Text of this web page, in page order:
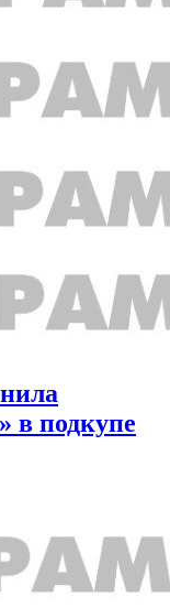
в подкупе